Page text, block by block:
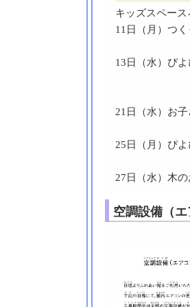
キッズスペー
11日（月）つく
13日（水）ぴ
21日（水）お
25日（月）ぴ
27日（水）木の
空調設備（